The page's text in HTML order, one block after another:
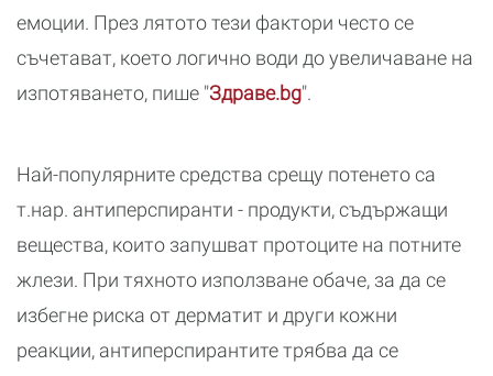
емоции. През лятото тези фактори често се
съчетават, което логично води до увеличаване на
изпотяването, пише "Здраве.bg".
Най-популярните средства срещу потенето са
т.нар. антиперспиранти - продукти, съдържащи
вещества, които запушват протоците на потните
жлези. При тяхното използване обаче, за да се
избегне риска от дерматит и други кожни
реакции, антиперспирантите трябва да се